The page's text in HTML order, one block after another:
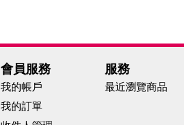
會員服務
我的帳戶
我的訂單
服務
最近瀏覽商品